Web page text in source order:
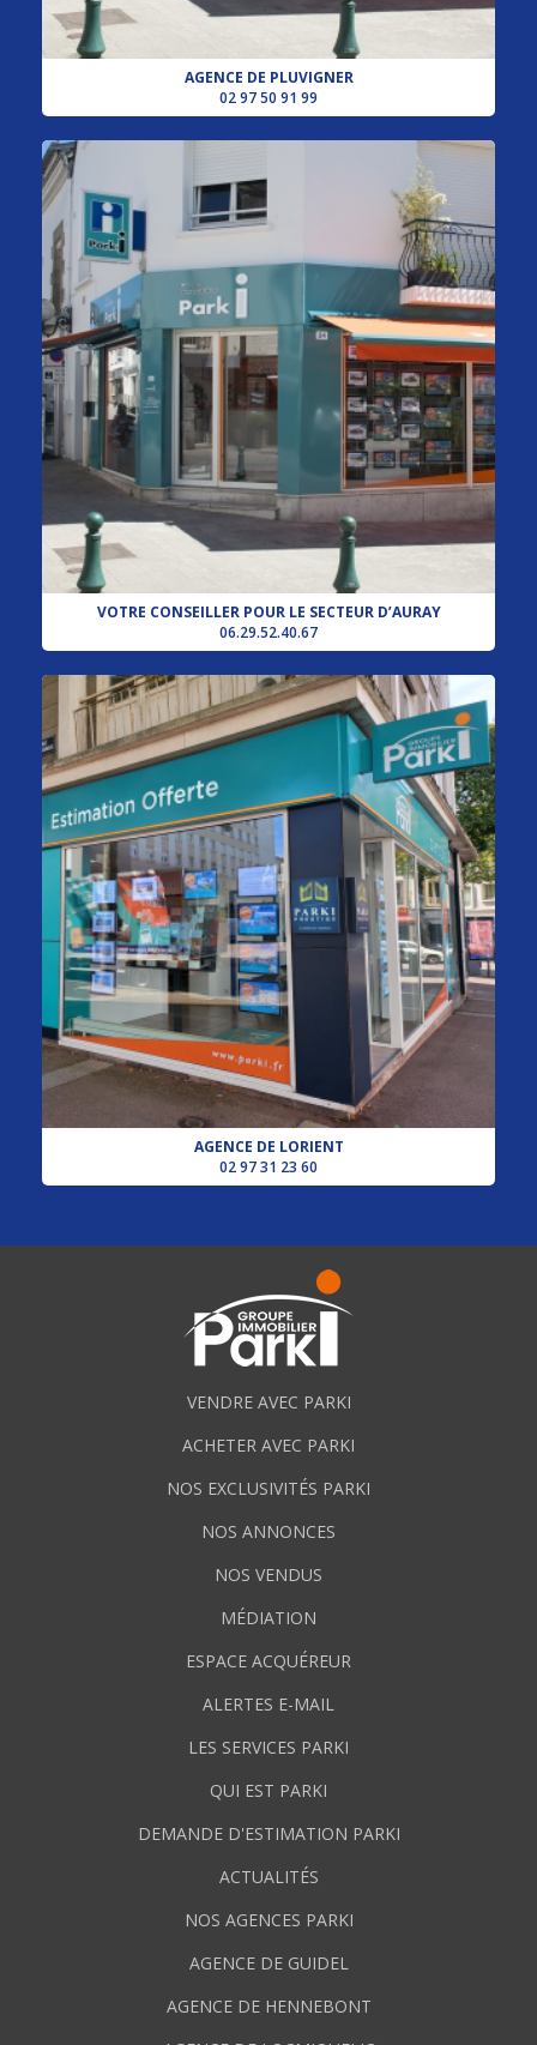
AGENCE DE PLUVIGNER
02 97 50 91 99
VOTRE CONSEILLER POUR LE SECTEUR D’AURAY
06.29.52.40.67
AGENCE DE LORIENT
02 97 31 23 60
VENDRE AVEC PARKI
ACHETER AVEC PARKI
NOS EXCLUSIVITÉS PARKI
NOS ANNONCES
NOS VENDUS
MÉDIATION
ESPACE ACQUÉREUR
ALERTES E-MAIL
LES SERVICES PARKI
QUI EST PARKI
DEMANDE D'ESTIMATION PARKI
ACTUALITÉS
NOS AGENCES PARKI
AGENCE DE GUIDEL
AGENCE DE HENNEBONT